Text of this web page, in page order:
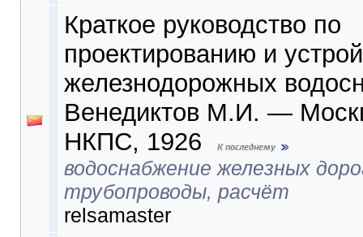
Краткое руководство по
проектированию и
железнодорожных
Венедиктов М.И. —
НКПС, 1926
водоснабжение железных
трубопроводы, расчёт
relsamaster